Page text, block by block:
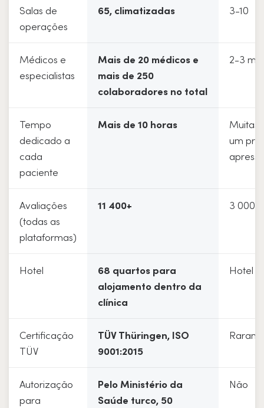
Salas de
operações
65, climatizadas 3-10
Médicos e
especialistas
Mais de 20 médicos e
mais de 250
colaboradores no total
2-3
Tempo
dedicado a
cada
paciente
Mais de 10 horas
Muitas
um
Avaliações
(todas as
plataformas)
11 400+ 3 000-
Hotel
68 quartos para
alojamento dentro da
clínica
Hotel
Certificação
TÜV
TÜV Thüringen, ISO
9001:2015
Autorização
para
Pelo Ministério da
Saúde turco, 50
Não